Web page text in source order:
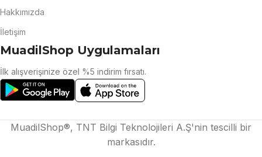
Hakkımızda
İletişim
MuadilShop Uygulamaları
İlk alışverişinize özel %5 indirim fırsatı.
MuadilShop®, TNT Bilgi Teknolojileri A.Ş'nin tescilli bir
markasıdır.